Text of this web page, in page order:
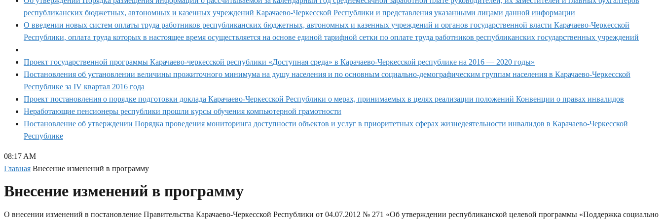
республиканских бюджетных, автономных и казенных учреждений Карачаево-Черкесской Республики и представления указанными лицами данной информации
О введении новых систем оплаты труда работников республиканских бюджетных, автономных и казенных учреждений и органов государственной власти Карачаево-Черкесской
Республики, оплата труда которых в настоящее время осуществляется на основе единой тарифной сетки по оплате труда работников республиканских государственных учреждений
Проект государственной программы Карачаево-черкесской республики «Доступная среда» в Карачаево-Черкесской республике на 2016 — 2020 годы»
Постановления об установлении величины прожиточного минимума на душу населения и по основным социально-демографическим группам населения в Карачаево-Черкесской
Республике за IV квартал 2016 года
Проект постановления о порядке подготовки доклада Карачаево-Черкесской Республики о мерах, принимаемых в целях реализации положений Конвенции о правах инвалидов
Неработающие пенсионеры республики прошли курсы обучения компьютерной грамотности
Постановление об утверждении Порядка проведения мониторинга доступности объектов и услуг в приоритетных сферах жизнедеятельности инвалидов в Карачаево-Черкесской
Республике
08:17 AM
Главная Внесение изменений в программу
Внесение изменений в программу
О внесении изменений в постановление Правительства Карачаево-Черкесской Республики от 04.07.2012 № 271 «Об утверждении республиканской целевой программы «Поддержка социально